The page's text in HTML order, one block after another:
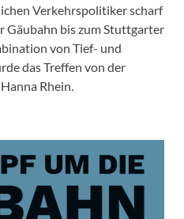
Verkehrspolitiker scharf
Gäubahn bis zum Stuttgarter
von Tief- und
das Treffen von der
Rhein.